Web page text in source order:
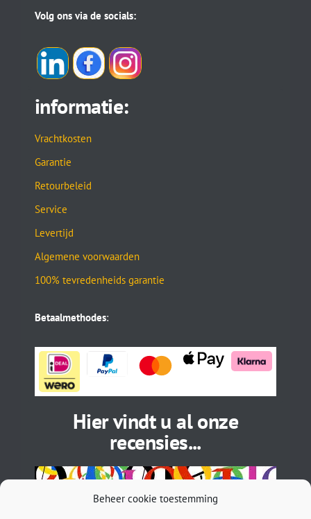
Beheer cookie toestemming
Volg ons via de socials:
informatie:
Vrachtkosten
Garantie
Retourbeleid
Service
Levertijd
Algemene voorwaarden
100% tevredenheids garantie
Betaalmethodes:
Hier vindt u al onze
recensies...